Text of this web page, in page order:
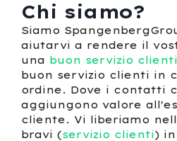
Chi siamo?
Siamo
aiutarvi a rendere il
una buon servizio clienti
buon servizio clienti in
ordine. Dove i contatti
aggiungono valore
cliente. Vi liberiamo
bravi (servizio clienti)